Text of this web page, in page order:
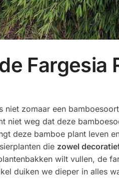
Fargesia
niet zomaar een
niet weg dat deze
deze bamboe plant leven
die zowel
wilt vullen, de
duiken we dieper in alles